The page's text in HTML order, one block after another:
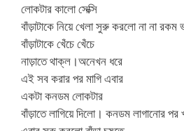
লোকটার কালো সেক্সি
বাঁড়াটাকে নিয়ে খেলা সুরু করলো না না রকম
বাঁড়াটাকে খেঁচে খেঁচে
নাড়াতে থাক্ল।অনেখন ধরে
এই সব করার পর মাগি এবার
একটা কনডম লোকটার
বাঁড়াতে লাগিয়ে দিলো। কনডম লাগানোর পর